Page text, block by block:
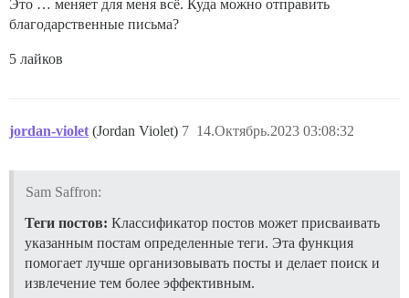
Это … меняет для меня всё. Куда можно отправить
благодарственные письма?
5 лайков
jordan-violet (Jordan Violet) 14.Октябрь.2023 03:08:32
7
Sam Saffron:
Теги постов: Классификатор постов может присваивать
указанным постам определенные теги. Эта функция
помогает лучше организовывать посты и делает поиск и
извлечение тем более эффективным.